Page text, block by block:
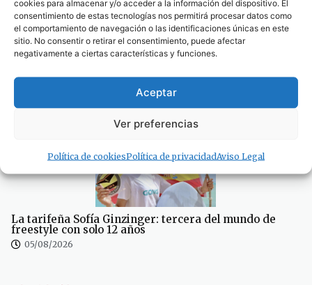
cookies para almacenar y/o acceder a la información del dispositivo. El
consentimiento de estas tecnologías nos permitirá procesar datos como
el comportamiento de navegación o las identificaciones únicas en este
sitio. No consentir o retirar el consentimiento, puede afectar
negativamente a ciertas características y funciones.
Aceptar
Ver preferencias
Política de cookiesPolítica de privacidadAviso Legal
«La OPE» no les da ni una foto a los empresarios de
La tarifeña Sofía Ginzinger: tercera del mundo de
freestyle con solo 12 años
05/08/2026